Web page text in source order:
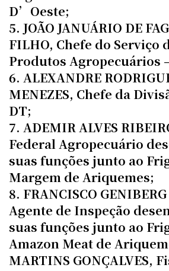
D’Oeste;
5. JOÃO JANUÁRIO DE
FILHO, Chefe do Serviço
Produtos Agropecuários –
6. ALEXANDRE
MENEZES, Chefe da
DT;
7. ADEMIR ALVES
Federal Agropecuário
suas funções junto ao
Margem de Ariquemes;
8. FRANCISCO
Agente de Inspeção
suas funções junto ao
Amazon Meat de
MARTINS GONÇALVES,